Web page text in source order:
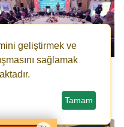
Yaşlılar ve
Gereksinimli
Aynı Sofrada
geliştirmek ve
sağlamak
Tamam